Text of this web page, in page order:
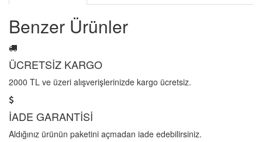
Benzer Ürünler
ÜCRETSİZ KARGO
2000 TL ve üzeri alışverişlerinizde kargo ücretsiz.
İADE GARANTİSİ
Aldığınız ürünün paketini açmadan iade edebilirsiniz.